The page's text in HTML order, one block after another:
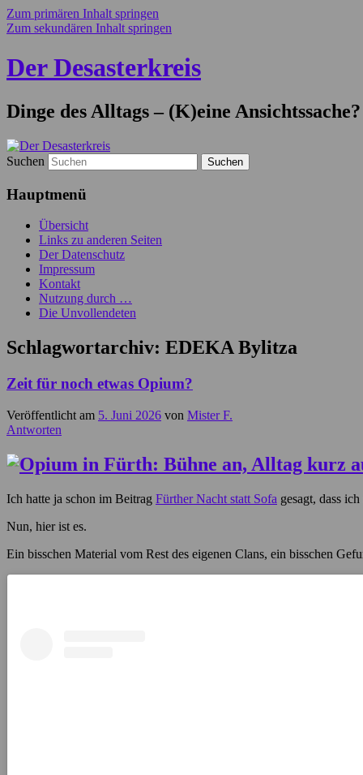
Zum primären Inhalt springen
Zum sekundären Inhalt springen
Der Desasterkreis
Dinge des Alltags – (K)eine Ansichtssache?
Suchen
Hauptmenü
Übersicht
Links zu anderen Seiten
Der Datenschutz
Impressum
Kontakt
Nutzung durch …
Die Unvollendeten
Schlagwortarchiv: EDEKA Bylitza
Zeit für noch etwas Opium?
Veröffentlicht am 5. Juni 2026 von Mister F.
Antworten
Ich hatte ja schon im Beitrag Fürther Nacht statt Sofa gesagt, dass
Nun, hier ist es.
Ein bisschen Material vom Rest des eigenen Clans, ein bisschen